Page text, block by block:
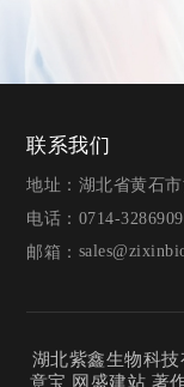
联系我们
地址：湖北省黄石
电话：0714-3286909
邮箱：
湖北紫鑫生物科技
意宝 网盛建站 著